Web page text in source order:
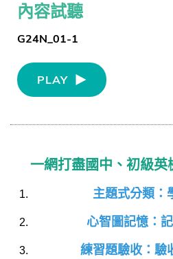
內容試聽
G24N_01-1
PLAY
一網打盡國中、初級英
主題式分類：
心智圖記憶：
練習題驗收：驗